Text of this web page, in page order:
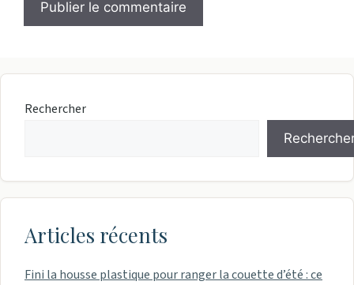
Rechercher
Articles récents
Fini la housse plastique pour ranger la couette d’été : ce